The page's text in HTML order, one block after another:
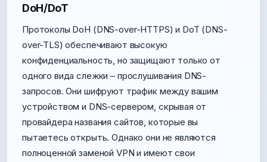
DoH/DoT
Протоколы DoH (DNS-over-HTTPS) и DoT (DNS-
over-TLS) обеспечивают высокую
конфиденциальность, но защищают только от
одного вида слежки – прослушивания DNS-
запросов. Они шифруют трафик между вашим
устройством и DNS-сервером, скрывая от
провайдера названия сайтов, которые вы
пытаетесь открыть. Однако они не являются
полноценной заменой VPN и имеют свои